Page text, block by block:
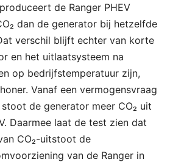
de Ranger PHEV
dan de generator bij hetzelfde
verschil blijft echter van korte
en het uitlaatsysteem na
op bedrijfstemperatuur zijn,
Vanaf een vermogensvraag
de generator meer CO₂ uit
Daarmee laat de test zien dat
CO₂-uitstoot de
van de Ranger in